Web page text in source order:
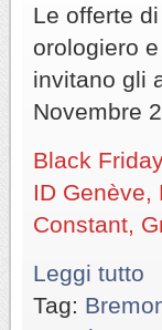
Le offerte
orologiero
invitano gli
Novembre
Black
ID Genève,
Constant,
Leggi tutto
Tag: